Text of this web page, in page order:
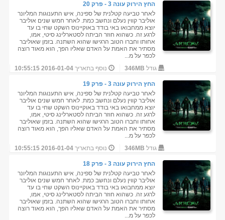
החץ הירוק עונה 3 - פרק 20
לאחר טביעה קטלנית של ספינה, איש התענוגות המליונר
אוליבר קווין נעלם ונחשב כמת. לאחר חמש שנים אוליבר
יוצא ממחבואו באי בודד באוקיינוס השקט שחי בו עד
לרגע זה. כשהוא חוזר הביתה לסטארלינג סיטי, אמו,
אחותו וחברו הטוב הרגישו שהוא השתנה. בזמן שאוליבר
מסתיר את האמת על האדם שאליו הפך, הוא מאוד רוצה
לכפר על מ...
גודל 346MB נוסף בתאריך2016-01-04 10:55:15
החץ הירוק עונה 3 - פרק 19
לאחר טביעה קטלנית של ספינה, איש התענוגות המליונר
אוליבר קווין נעלם ונחשב כמת. לאחר חמש שנים אוליבר
יוצא ממחבואו באי בודד באוקיינוס השקט שחי בו עד
לרגע זה. כשהוא חוזר הביתה לסטארלינג סיטי, אמו,
אחותו וחברו הטוב הרגישו שהוא השתנה. בזמן שאוליבר
מסתיר את האמת על האדם שאליו הפך, הוא מאוד רוצה
לכפר על מ...
גודל 346MB נוסף בתאריך2016-01-04 10:55:15
החץ הירוק עונה 3 - פרק 18
לאחר טביעה קטלנית של ספינה, איש התענוגות המליונר
אוליבר קווין נעלם ונחשב כמת. לאחר חמש שנים אוליבר
יוצא ממחבואו באי בודד באוקיינוס השקט שחי בו עד
לרגע זה. כשהוא חוזר הביתה לסטארלינג סיטי, אמו,
אחותו וחברו הטוב הרגישו שהוא השתנה. בזמן שאוליבר
מסתיר את האמת על האדם שאליו הפך, הוא מאוד רוצה
לכפר על מ...